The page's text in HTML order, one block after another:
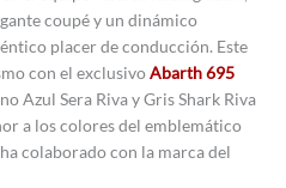
coupé y un dinámico
placer de conducción. Este
con el exclusivoAbarth 695
Azul Sera Riva y Gris Shark Riva
a los colores del emblemático
colaborado con la marca del